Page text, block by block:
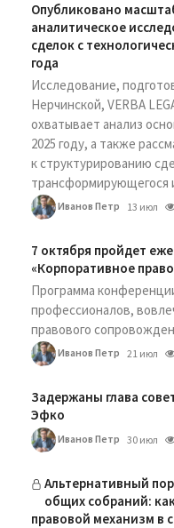
Опубликовано
аналитическое
сделок с
года
Исследование,
Нерчинской, VERBA
охватывает анализ
2025 году, а также
к структурированию
трансформирующегося
Иванов Петр 13 июл
7 октября пройдет
«Корпоративное
Программа
профессионалов,
правового
Иванов Петр 21 июл
Задержаны глава
Эфко
Иванов Петр 30 июл
Альтернативный
общих собраний:
правовой механизм в